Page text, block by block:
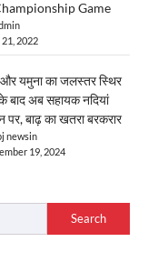
Game
2022
और यमुना का जलस्तर स्थिर
बाद अब सहायक नदियां
पर, बाढ़ का खतरा बरकरार
newsin
19, 2024
Search